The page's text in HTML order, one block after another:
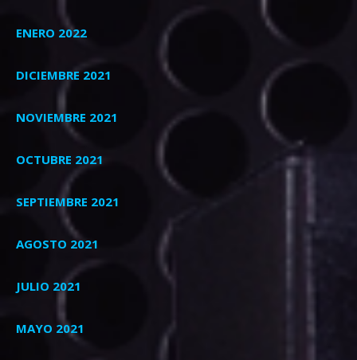
ENERO 2022
DICIEMBRE 2021
NOVIEMBRE 2021
OCTUBRE 2021
SEPTIEMBRE 2021
AGOSTO 2021
JULIO 2021
MAYO 2021